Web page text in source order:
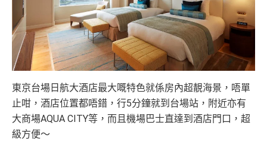
東京台場日航大酒店最大嘅特色就係房內超靚海景，唔單
止咁，酒店位置都唔錯，行5分鐘就到台場站，附近亦有
大商場AQUA CITY等，而且機場巴士直達到酒店門口，超
級方便～